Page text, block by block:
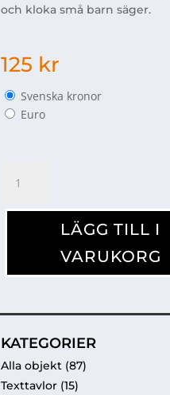
och kloka små barn säger.
125 kr
Svenska kronor
Euro
Kalas
LÄGG TILL I
VARUKORG
KATEGORIER
Alla objekt (87)
Texttavlor (15)